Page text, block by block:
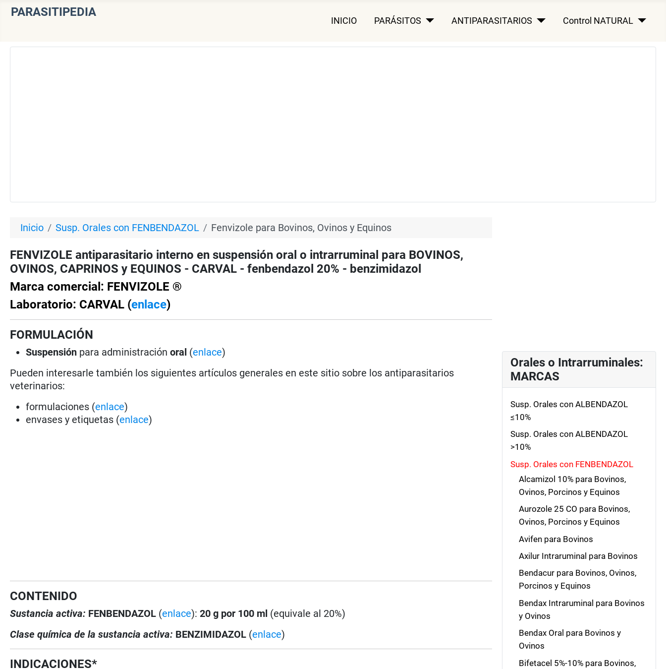
PARASITIPEDIA
INICIO PARÁSITOS ANTIPARASITARIOS Control NATURAL
Inicio Susp. Orales con FENBENDAZOL Fenvizole para Bovinos, Ovinos y Equinos
FENVIZOLE antiparasitario interno en suspensión oral o intrarruminal para BOVINOS,
OVINOS, CAPRINOS y EQUINOS - CARVAL - fenbendazol 20% - benzimidazol
Marca comercial: FENVIZOLE ®
Laboratorio: CARVAL (enlace)
FORMULACIÓN
Suspensión para administraciónoral (enlace)
Pueden interesarle también los siguientes artículos generales en este sitio sobre los antiparasitarios
veterinarios:
formulaciones (enlace)
envases y etiquetas (enlace)
CONTENIDO
Sustancia activa: FENBENDAZOL (enlace):20 g por 100 ml (equivale al 20%)
Clase química de la sustancia activa: BENZIMIDAZOL (enlace)
INDICACIONES*
Orales o Intrarruminales:
MARCAS
Susp. Orales con ALBENDAZOL
≤10%
Susp. Orales con ALBENDAZOL
>10%
Susp. Orales con FENBENDAZOL
Alcamizol 10% para Bovinos,
Ovinos, Porcinos y Equinos
Aurozole 25 CO para Bovinos,
Ovinos, Porcinos y Equinos
Avifen para Bovinos
Axilur Intraruminal para Bovinos
Bendacur para Bovinos, Ovinos,
Porcinos y Equinos
Bendax Intraruminal para Bovinos
y Ovinos
Bendax Oral para Bovinos y
Ovinos
Bifetacel 5%-10% para Bovinos,